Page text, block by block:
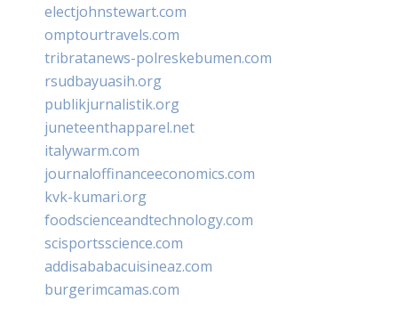
electjohnstewart.com
omptourtravels.com
tribratanews-polreskebumen.com
rsudbayuasih.org
publikjurnalistik.org
juneteenthapparel.net
italywarm.com
journaloffinanceeconomics.com
kvk-kumari.org
foodscienceandtechnology.com
scisportsscience.com
addisababacuisineaz.com
burgerimcamas.com